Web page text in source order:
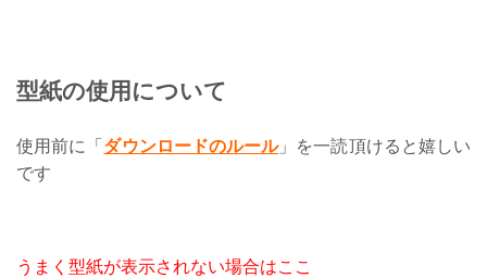
型紙の使用について
使用前に 「ダウンロードのルール」を一読頂けると嬉しい
です
うまく型紙が表示されない場合はここ